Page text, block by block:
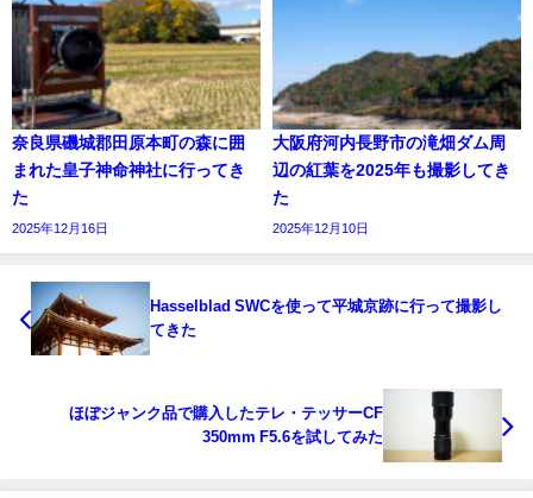
奈良県磯城郡田原本町の森に囲
まれた皇子神命神社に行ってき
た
2025年12月16日
大阪府河内長野市の滝畑ダム周
辺の紅葉を2025年も撮影してき
た
2025年12月10日
Hasselblad SWCを使って平城京跡に行って撮影し
てきた
ほぼジャンク品で購入したテレ・テッサーCF
350mm F5.6を試してみた